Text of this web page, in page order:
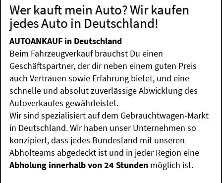
Wer kauft mein Auto? Wir kaufen
jedes Auto in Deutschland!
AUTOANKAUF in Deutschland
Beim Fahrzeugverkauf brauchst Du einen
Geschäftspartner, der dir neben einem guten Preis
auch Vertrauen sowie Erfahrung bietet, und eine
schnelle und absolut zuverlässige Abwicklung des
Autoverkaufes gewährleistet.
Wir sind spezialisiert auf dem Gebrauchtwagen-Markt
in Deutschland. Wir haben unser Unternehmen so
konzipiert, dass jedes Bundesland mit unseren
Abholteams abgedeckt ist und in jeder Region eine
Abholung innerhalb von 24 Stunden möglich ist.